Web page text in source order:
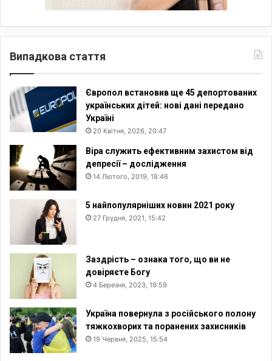
Випадкова стаття
Європол встановив ще 45 депортованих
українських дітей: нові дані передано
Україні
20 Квітня, 2026, 20:47
Віра служить ефективним захистом від
депресії – дослідження
14 Лютого, 2019, 18:46
5 найпопулярніших новин 2021 року
27 Грудня, 2021, 15:42
Заздрість – ознака того, що ви не
довіряєте Богу
4 Березня, 2023, 19:59
Україна повернула з російського полону
тяжкохворих та поранених захисників
19 Червня, 2025, 15:54